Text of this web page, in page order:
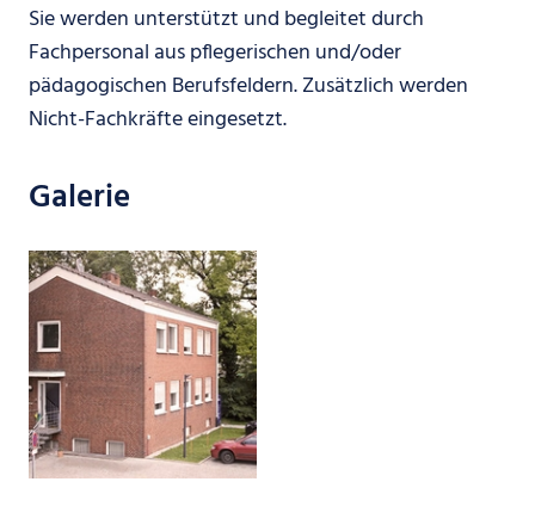
Sie werden unterstützt und begleitet durch
Fachpersonal aus pflegerischen und/oder
pädagogischen Berufsfeldern. Zusätzlich werden
Nicht-Fachkräfte eingesetzt.
Galerie